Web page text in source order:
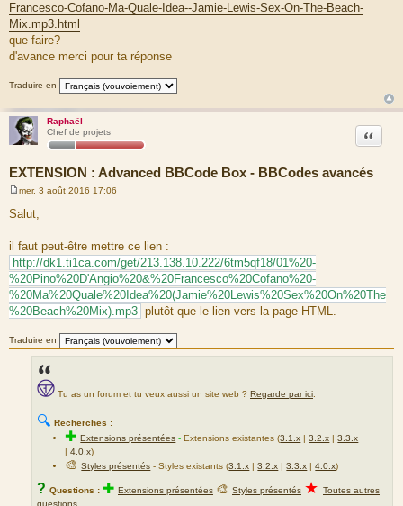
Francesco-Cofano-Ma-Quale-Idea--Jamie-Lewis-Sex-On-The-Beach-
Mix.mp3.html
que faire?
d'avance merci pour ta réponse
Traduire en
Raphaël
Chef de projets
EXTENSION : Advanced BBCode Box - BBCodes avancés
Citation
e
s
a
g
e
mer. 3 août 2016 17:06
Salut,
il faut peut-être mettre ce lien :
http://dk1.ti1ca.com/get/213.138.10.222/6tm5qf18/01%20-
%20Pino%20D'Angio%20&%20Francesco%20Cofano%20-
%20Ma%20Quale%20Idea%20(Jamie%20Lewis%20Sex%20On%20The
%20Beach%20Mix).mp3 plutôt que le lien vers la page HTML.
Traduire en
Tu as un forum et tu veux aussi un site web ? Regarde par ici
🔍 Recherches :
✚Extensions présentées -Extensions existantes (3.1.x |3.2.x |3.3.x
|4.0.x)
🎨Styles présentés - Styles existants (3.1.x |3.2.x |3.3.x |4.0.x)
? Questions : ✚ Extensions présentées 🎨 Styles présentés ★ Toutes autres